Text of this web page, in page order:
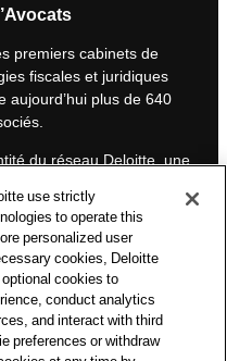
premiers cabinets de
fiscales et juridiques
aujourd’hui plus de 640
du réseau Deloitte, une
les 50 000 fiscalistes
pays.
ont pour objectif
Elles ne peuvent
délivré par un
donnée. Un soin
nos articles, néanmoins
use strictly
to operate this
personalized user
cookies, Deloitte
cookies to
conduct analytics
and interact with third
preferences or withdraw